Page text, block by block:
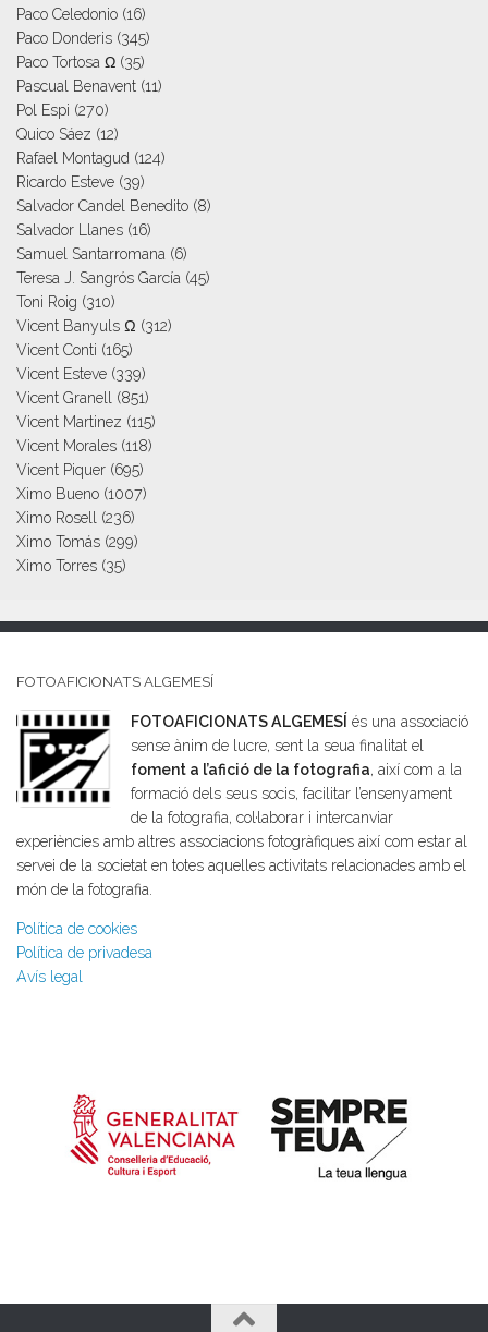
Paco Celedonio (16)
Paco Donderis (345)
Paco Tortosa Ω (35)
Pascual Benavent (11)
Pol Espi (270)
Quico Sáez (12)
Rafael Montagud (124)
Ricardo Esteve (39)
Salvador Candel Benedito (8)
Salvador Llanes (16)
Samuel Santarromana (6)
Teresa J. Sangrós García (45)
Toni Roig (310)
Vicent Banyuls Ω (312)
Vicent Conti (165)
Vicent Esteve (339)
Vicent Granell
(851)
Vicent Martinez (115)
Vicent Morales (118)
Vicent Piquer (695)
Ximo Bueno (1007)
Ximo Rosell
(236)
Ximo Tomás (299)
Ximo Torres (35)
FOTOAFICIONATS ALGEMESÍ
FOTOAFICIONATS ALGEMESÍ és una associació
sense ànim de lucre, sent la seua finalitat el
foment a l’afició de la fotografia, així com a la
formació dels seus socis, facilitar l’ensenyament
de la fotografia, col·laborar i intercanviar
experiències amb altres associacions fotogràfiques així com estar al
servei de la societat en totes aquelles activitats relacionades amb el
món de la fotografia.
Política de cookies
Política de privadesa
Avís legal